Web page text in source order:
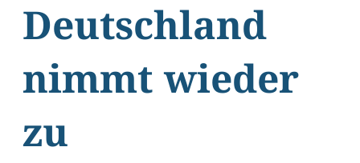
Deutschland
nimmt wieder
zu